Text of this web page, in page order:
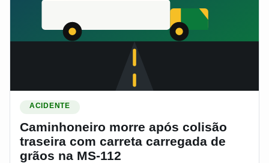
ACIDENTE
Caminhoneiro morre após colisão
traseira com carreta carregada de
grãos na MS-112